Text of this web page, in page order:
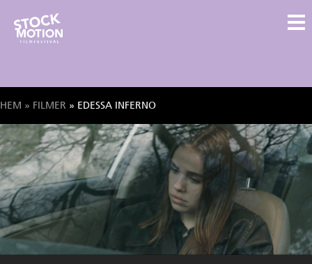
Du är här
HEM » FILMER » EDESSA INFERNO